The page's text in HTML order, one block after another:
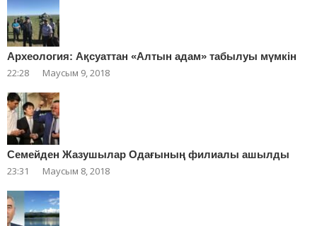
Археология: Ақсуаттан «Алтын адам» табылуы мүмкін
22:28 Маусым 9, 2018
Cемейден Жазушылар Одағының филиалы ашылды
23:31 Маусым 8, 2018